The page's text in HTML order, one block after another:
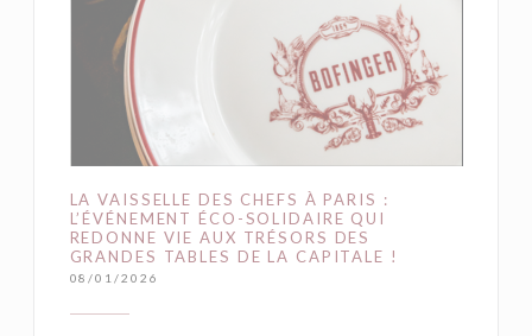
LA VAISSELLE DES CHEFS À PARIS :
L’ÉVÉNEMENT ÉCO-SOLIDAIRE QUI
REDONNE VIE AUX TRÉSORS DES
GRANDES TABLES DE LA CAPITALE !
08/01/2026